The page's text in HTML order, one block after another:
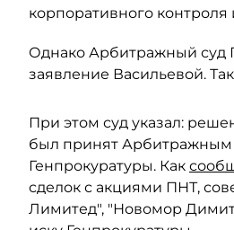
корпоративного контроля
Однако Арбитражный суд
заявление Васильевой.
При этом суд указал:
был принят Арбитражным
Генпрокуратуры. Как
сделок с акциями ПНТ,
Лимитед", "Новомор